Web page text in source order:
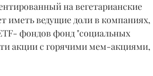
на вегетарианские
иметь ведущие доли в компаниях,
фондов фонд "социальных
акции с горячими мем-акциями,